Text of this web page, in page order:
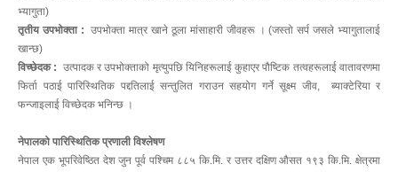
भ्यागुता)
तृतीय उपभोक्ता : उपभोक्ता मात्र खाने ठूला मांसाहारी जीवहरू । (जस्तो सर्प जसले भ्यागुतालाई
खान्छ)
विच्छेदक : उत्पादक र उपभोक्ताको मृत्युपछि यिनिहरूलाई कुहाएर पौष्टिक तत्वहरूलाई वातावरणमा
फिर्ता पठाई पारिस्थितिक पद्दतिलाई सन्तुलित गराउन सहयोग गर्ने सूक्ष्म जीव, ब्याक्टेरिया र
फन्जाइलाई विच्छेदक भनिन्छ ।
नेपालको पारिस्थितिक प्रणाली विश्लेषण
नेपाल एक भूपरिवेष्ठित देश जुन पूर्व पश्चिम ८८५ कि.मि. र उत्तर दक्षिण औसत १९३ कि.मि. क्षेत्रमा